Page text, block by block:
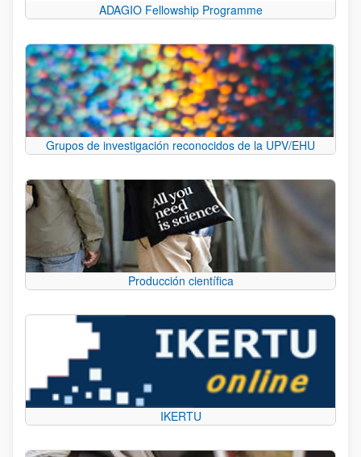
ADAGIO Fellowship Programme
Grupos de investigación reconocidos de la UPV/EHU
Producción científica
IKERTU